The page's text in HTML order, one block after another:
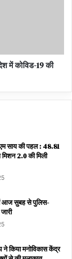
श्री उमेश पटेल,
डहरिया,
में कोविड-19 की
साय की पहल : 48.81
2.0 की मिली
में आज सुबह से पुलिस-
ने किया मनोविकास केंद्र